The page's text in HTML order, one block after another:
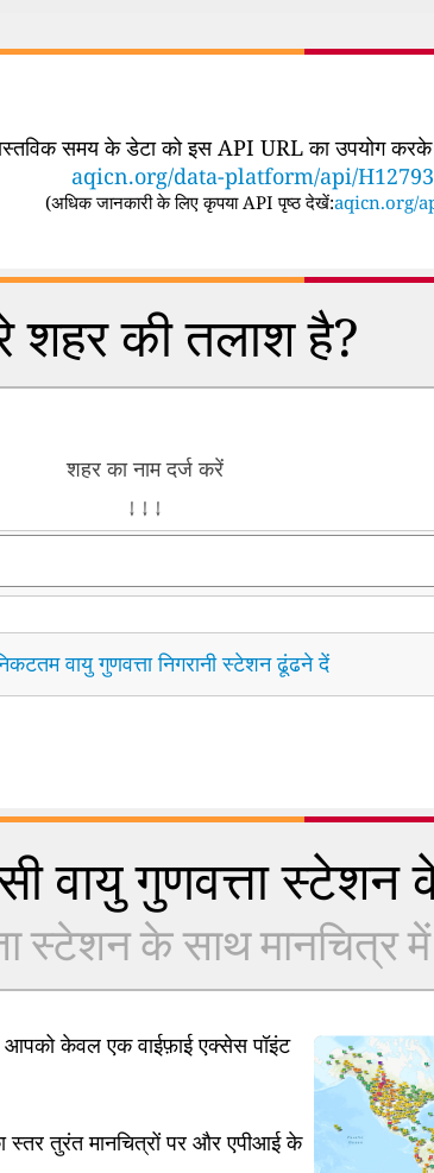
समय के डेटा को इस API URL का उपयोग
aqicn.org/data-platform/api/H12793
(अधिक जानकारी के लिए कृपया API पृष्ठ देखें:aqicn.org/
शहर की तलाश है?
शहर का नाम दर्ज करें
↓ ↓ ↓
वायु गुणवत्ता निगरानी स्टेशन ढूंढने दें
वायु गुणवत्ता स्टेशन
स्टेशन के साथ मानचित्र में
आपको केवल एक वाईफ़ाई एक्सेस पॉइंट
तुरंत मानचित्रों पर और एपीआई के